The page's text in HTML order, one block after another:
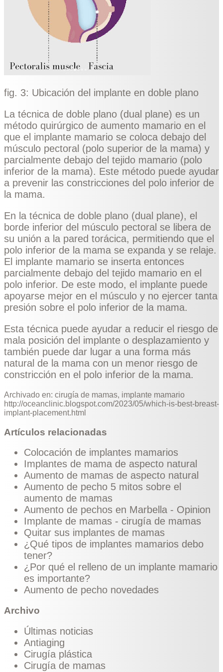
fig. 3: Ubicación del implante en doble plano
La técnica de doble plano (dual plane) es un
método quirúrgico de aumento mamario en el
que el implante mamario se coloca debajo del
músculo pectoral (polo superior de la mama) y
parcialmente debajo del tejido mamario (polo
inferior de la mama). Este método puede ayudar
a prevenir las constricciones del polo inferior de
la mama.
En la técnica de doble plano (dual plane), el
borde inferior del músculo pectoral se libera de
su unión a la pared torácica, permitiendo que el
polo inferior de la mama se expanda y se relaje.
El implante mamario se inserta entonces
parcialmente debajo del tejido mamario en el
polo inferior. De este modo, el implante puede
apoyarse mejor en el músculo y no ejercer tanta
presión sobre el polo inferior de la mama.
Esta técnica puede ayudar a reducir el riesgo de
mala posición del implante o desplazamiento y
también puede dar lugar a una forma más
natural de la mama con un menor riesgo de
constricción en el polo inferior de la mama.
Archivado en: cirugía de mamas, implante mamario
http://oceanclinic.blogspot.com/2023/05/which-is-best-breast-
implant-placement.html
Artículos relacionadas
Colocación de implantes mamarios
Implantes de mama de aspecto natural
Aumento de mamas de aspecto natural
Aumento de pecho 5 mitos sobre el
aumento de mamas
Aumento de pechos en Marbella - Opinion
Implante de mamas - cirugía de mamas
Quitar sus implantes de mamas
¿Qué tipos de implantes mamarios debo
tener?
¿Por qué el relleno de un implante mamario
es importante?
Aumento de pecho novedades
Archivo
Últimas noticias
Antiaging
Cirugía plástica
Cirugía de mamas